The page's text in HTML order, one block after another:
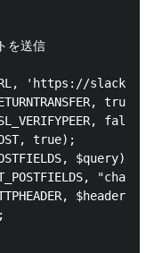
を送信
'https://
true);
false);
true);
$query);
$headers);